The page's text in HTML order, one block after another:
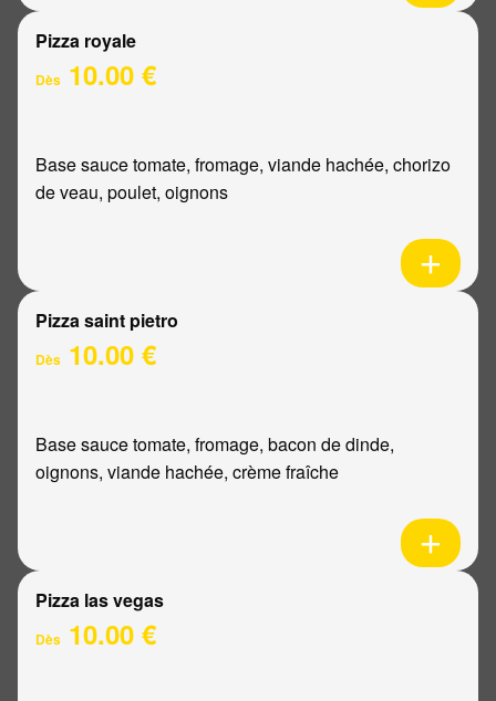
Pizza royale
Dès 10.00 €
Base sauce tomate, fromage, viande hachée, chorizo
de veau, poulet, oignons
Pizza saint pietro
Dès 10.00 €
Base sauce tomate, fromage, bacon de dinde,
oignons, viande hachée, crème fraîche
Pizza las vegas
Dès 10.00 €